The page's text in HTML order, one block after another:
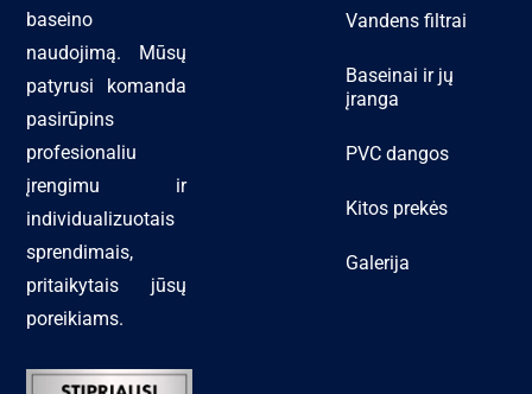
baseino
naudojimą. Mūsų
patyrusi komanda
pasirūpins
profesionaliu
įrengimu ir
individualizuotais
sprendimais,
pritaikytais jūsų
poreikiams.
Vandens filtrai
Baseinai ir jų
įranga
PVC dangos
Kitos prekės
Galerija